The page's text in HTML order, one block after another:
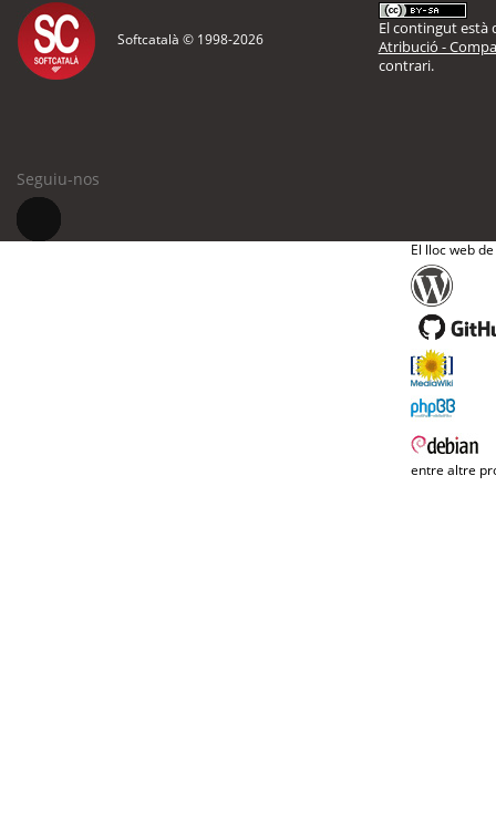
Softcatalà © 1998-2026
El contingut està
Atribució -
contrari.
Seguiu-nos
El lloc web
entre altre